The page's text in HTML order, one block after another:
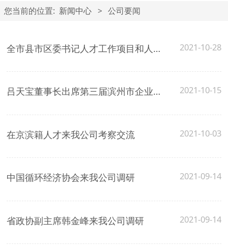
您当前的位置: 新闻中心 > 公司要闻
全市县市区委书记人才工作项目和人才公寓建设观摩推进会与会人员来我公司观摩 2021-10-28
吕天宝董事长出席第三届滨州市企业家大会并再次荣获“金狮奖” 2021-10-15
在京滨籍人才来我公司考察交流 2021-10-03
中国循环经济协会来我公司调研 2021-09-14
省政协副主席韩金峰来我公司调研 2021-09-14